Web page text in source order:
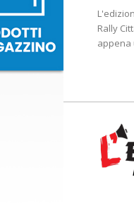
Rally
appena